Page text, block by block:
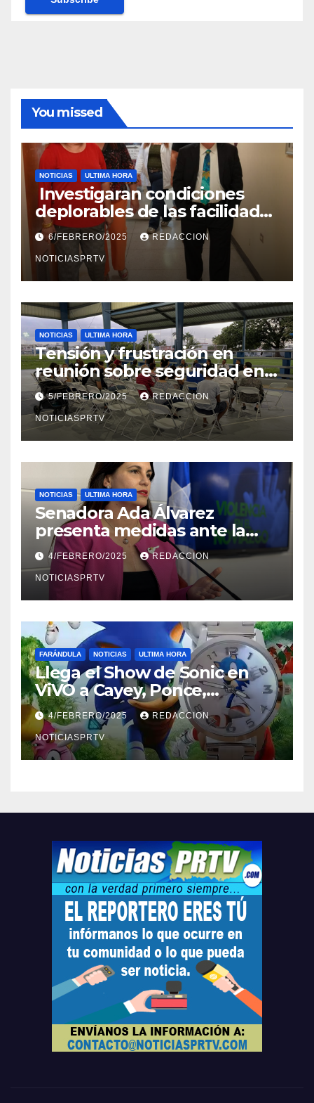
You missed
NOTICIAS ULTIMA HORA
Investigaran condiciones
deplorables de las facilidades
el Departamento de la Salud
en Mayagüez
6/FEBRERO/2025 REDACCION
NOTICIASPRTV
NOTICIAS ULTIMA HORA
Tensión y frustración en
reunión sobre seguridad en
Reparto Metropolitano
5/FEBRERO/2025 REDACCION
NOTICIASPRTV
NOTICIAS ULTIMA HORA
Senadora Ada Álvarez
presenta medidas ante la
violencia en el noviazgo
4/FEBRERO/2025 REDACCION
NOTICIASPRTV
FARÁNDULA NOTICIAS ULTIMA HORA
Llega el Show de Sonic en
ViVO a Cayey, Ponce,
Barceloneta y Humacao,
Relojes gratis para el que
compre ahora….
4/FEBRERO/2025 REDACCION
NOTICIASPRTV